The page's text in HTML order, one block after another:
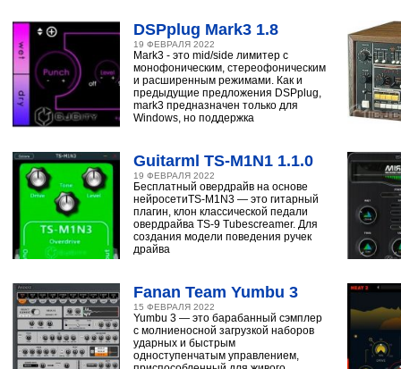
DSPplug Mark3 1.8
19 ФЕВРАЛЯ 2022
Mark3 - это mid/side лимитер с
монофоническим, стереофоническим
и расширенным режимами. Как и
предыдущие предложения DSPplug,
mark3 предназначен только для
Windows, но поддержка
Guitarml TS-M1N1 1.1.0
19 ФЕВРАЛЯ 2022
Бесплатный овердрайв на основе
нейросетиTS-M1N3 — это гитарный
плагин, клон классической педали
овердрайва TS-9 Tubescreamer. Для
создания модели поведения ручек
драйва
Fanan Team Yumbu 3
15 ФЕВРАЛЯ 2022
Yumbu 3 — это барабанный сэмплер
с молниеносной загрузкой наборов
ударных и быстрым
одноступенчатым управлением,